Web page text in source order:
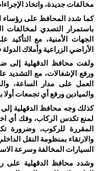
مخالفات جديدة، واتخاذ
الأراضي الزراعية وأملاك
والميادين ورفع أي تجمعات أولا
السيارات المخالفة وسرعة